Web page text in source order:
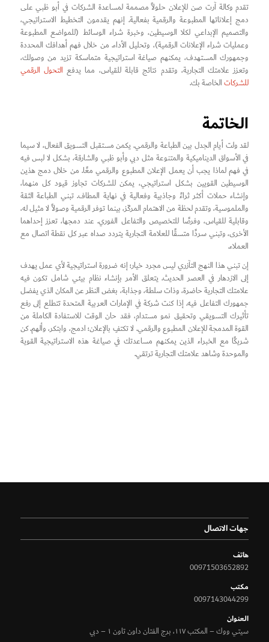
تقدم وكالة آرت صن للإعلان حلولاً مصممة لمساعدة الشركات في أبو ظبي على
دمج إعلاناتها المطبوعة والرقمية بفعالية. إنهم يقدمون التخطيط الاستراتيجي،
والتصميم الإبداعي لكلا الوسيطين، وخبرة شراء الوسائط (للمواضع المطبوعة
وعمليات شراء الإعلانات الرقمية)، وتحليل الأداء. من خلال فهم أهدافك المحددة
وجمهورك المستهدف، يمكنهم صياغة استراتيجية متماسكة تزيد من وصولك،
وتعزز علامتك التجارية، وتقدم نتائج قابلة للقياس، مما يدفع التحول الرقمي
للشركاتالخاصة بك.
الخاتمة
لقد ولت أيام الجدل بين الطباعة والرقمي. يكمن مستقبل التسويق الفعال، لا سيما
في الأسواق الديناميكية والمتنوعة مثل دبي وأبو ظبي والشارقة، بشكل لا لبس فيه
في فهم لماذا يجب أن يعمل الإعلان المطبوع والرقمي معًا. من خلال دمج هذين
الوسيطين القويين بشكل استراتيجي، يمكن للشركات تجاوز قيود كل منهما،
وإنشاء حملات أكثر ثراءً وجاذبية وفعالية في نهاية المطاف. تبني الطباعة الثقة
والملموسية، وتقدم لحظة من الاهتمام المركّز، بينما توفر الرقمية وصولاً لا مثيل له،
وقابلية للقياس، وفرصًا للتخصيص والتفاعل الفوري. عند دمجها، تعزز إحداهما
الأخرى، وتبني سردًا متسقًا للعلامة التجارية يتردد صداه عبر كل نقطة اتصال مع
العملاء.
إن تبني هذا النهج التآزري ليس مجرد خيار؛ إنه ضرورة استراتيجية لأي عمل يهدف
إلى الازدهار في العصر الحديث. يتعلق الأمر بإنشاء نظام بيئي شامل تكون فيه
علامتك التجارية حاضرة، وذات سلطة، وجذابة، بغض النظر عن المكان الذي يفضل
جمهورك التفاعل فيه. إذا كنت شركة في الإمارات العربية المتحدة تتطلع إلى رفع
تأثيرك التسويقي وتحقيق نمو مستدام، فقد حان الوقت للاستفادة الكاملة من
القوة المدمجة للإعلان المطبوع والرقمي. لا تكتفِ بالإعلان؛ ادمج، وابتكر، وألهم. كن
شريكًا مع الخبراء الذين يمكنهم مساعدتك في صياغة هذه الاستراتيجية القوية
والموحدة وشاهد علامتك التجارية ترتقي.
جهات الاتصال
هاتف
00971503652892
مكتب
0097143044299
الـعنوان
سيتي ووك – المكتب ١١٧، برج الفتان داون تاون ١ – دبي